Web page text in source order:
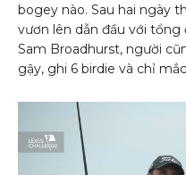
bogey nào. Sau hai ngày
vươn lên dẫn đầu với tổng
Sam Broadhurst, người
gậy, ghi 6 birdie và chỉ